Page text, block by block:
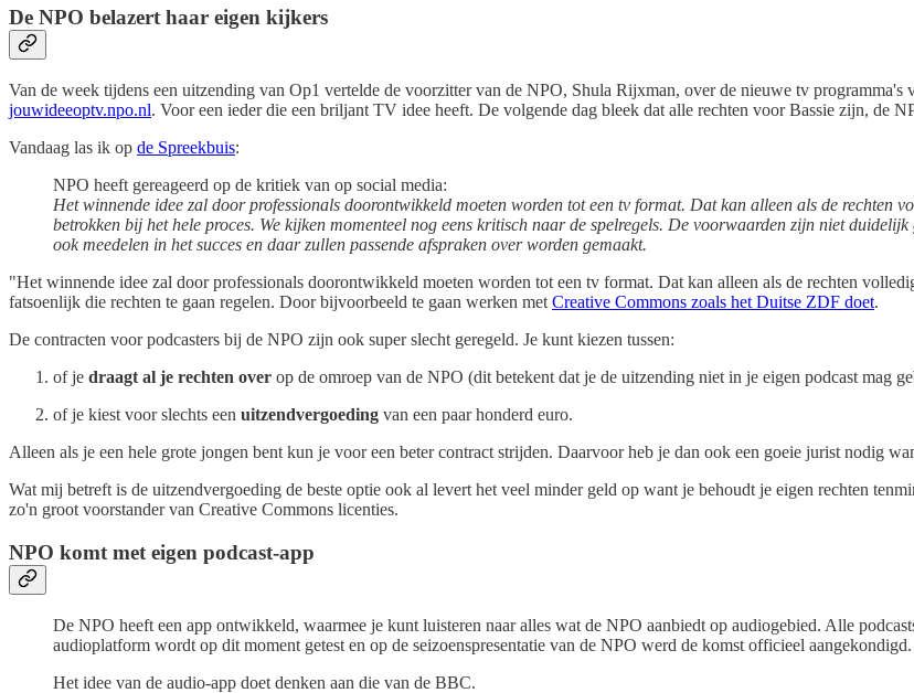
De NPO belazert haar eigen kijkers
Van de week tijdens een uitzending van Op1 vertelde de voorzitter van de NPO, Shula Rijxman, over de nieuwe tv programma's
jouwideeoptv.npo.nl. Voor een ieder die een briljant TV idee heeft. De volgende dag bleek dat alle rechten voor Bassie zijn, de
Vandaag las ik op de Spreekbuis:
NPO heeft gereageerd op de kritiek van op social media:
Het winnende idee zal door professionals doorontwikkeld moeten worden tot een tv format. Dat kan alleen als de rechten
betrokken bij het hele proces. We kijken momenteel nog eens kritisch naar de spelregels. De voorwaarden zijn niet
ook meedelen in het succes en daar zullen passende afspraken over worden gemaakt.
"Het winnende idee zal door professionals doorontwikkeld moeten worden tot een tv format. Dat kan alleen als de rechten
fatsoenlijk die rechten te gaan regelen. Door bijvoorbeeld te gaan werken met Creative Commons zoals het Duitse ZDF doet.
De contracten voor podcasters bij de NPO zijn ook super slecht geregeld. Je kunt kiezen tussen:
of je draagt al je rechten over op de omroep van de NPO (dit betekent dat je de uitzending niet in je eigen podcast mag
of je kiest voor slechts een uitzendvergoeding van een paar honderd euro.
Alleen als je een hele grote jongen bent kun je voor een beter contract strijden. Daarvoor heb je dan ook een goeie jurist nodig
Wat mij betreft is de uitzendvergoeding de beste optie ook al levert het veel minder geld op want je behoudt je eigen rechten
zo'n groot voorstander van Creative Commons licenties.
NPO komt met eigen podcast-app
De NPO heeft een app ontwikkeld, waarmee je kunt luisteren naar alles wat de NPO aanbiedt op audiogebied. Alle
audioplatform wordt op dit moment getest en op de seizoenspresentatie van de NPO werd de komst officieel aangekondigd.
Het idee van de audio-app doet denken aan die van de BBC.